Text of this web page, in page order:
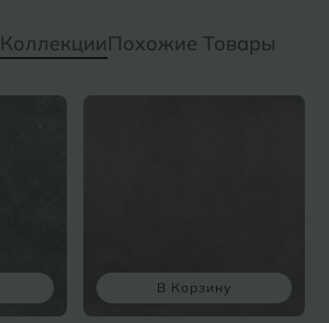
Похожие Товары
В Корзину